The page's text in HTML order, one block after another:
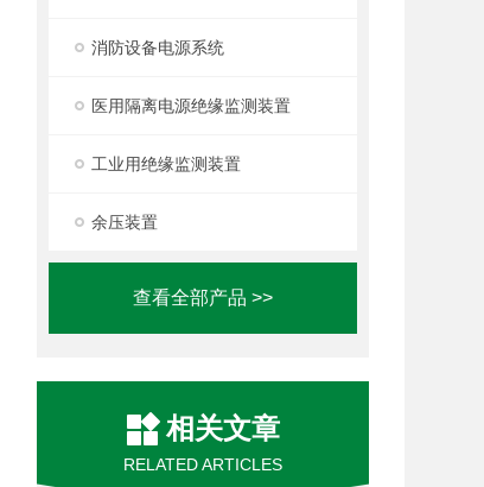
消防设备电源系统
医用隔离电源绝缘监测装置
工业用绝缘监测装置
余压装置
查看全部产品 >>
相关文章
RELATED ARTICLES